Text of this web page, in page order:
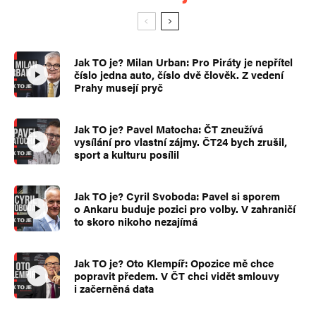
Jak TO je? Milan Urban: Pro Piráty je nepřítel
číslo jedna auto, číslo dvě člověk. Z vedení
Prahy musejí pryč
Jak TO je? Pavel Matocha: ČT zneužívá
vysílání pro vlastní zájmy. ČT24 bych zrušil,
sport a kulturu posílil
Jak TO je? Cyril Svoboda: Pavel si sporem
o Ankaru buduje pozici pro volby. V zahraničí
to skoro nikoho nezajímá
Jak TO je? Oto Klempíř: Opozice mě chce
popravit předem. V ČT chci vidět smlouvy
i začerněná data